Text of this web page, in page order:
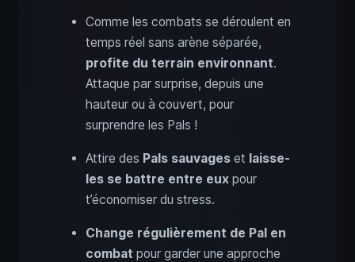
Comme les combats se déroulent en
temps réel sans arène séparée,
profite du terrain environnant.
Attaque par surprise, depuis une
hauteur ou à couvert, pour
surprendre les Pals !
Attire des Pals sauvages et laisse-
les se battre entre eux pour
t’économiser du stress.
Change régulièrement de Pal en
combat pour garder une approche